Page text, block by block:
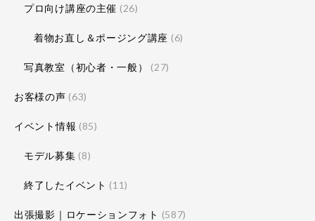
プロ向け講座の主催 (26)
着物お直し＆ポージング講座 (6)
写真教室（初心者・一般） (27)
お客様の声 (63)
イベント情報 (85)
モデル募集 (8)
終了したイベント (11)
出張撮影｜ロケーションフォト (587)